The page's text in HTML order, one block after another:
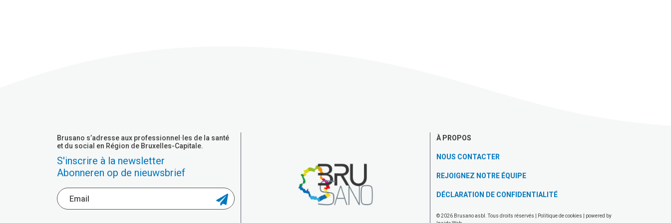
Brusano s’adresse aux professionnel·les de la santé
et du social en Région de Bruxelles-Capitale.
S'inscrire à la newsletter
Abonneren op de nieuwsbrief
À PROPOS
NOUS CONTACTER
REJOIGNEZ NOTRE ÉQUIPE
DÉCLARATION DE CONFIDENTIALITÉ
© 2026 Brusano asbl. Tous droits réservés | Politique de cookies
| powered by